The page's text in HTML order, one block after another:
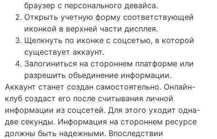
браузер с персонального девайса.
Открыть учетную форму соответствующей
иконкой в верхней части дисплея.
Щелкнуть по иконке с соцсетью, в которой
существует аккаунт.
Залогиниться на стороннем платформе или
разрешить объединение информации.
Аккаунт станет создан самостоятельно. Онлайн-
клуб создаст его после считывания личной
информации из соцсетей. Для этого уходит одна-
две секунды. Информация на стороннем ресурсе
должны быть надежными. Впоследствии